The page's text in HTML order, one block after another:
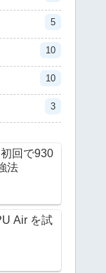
5
10
10
3
回で930
法
Air を試